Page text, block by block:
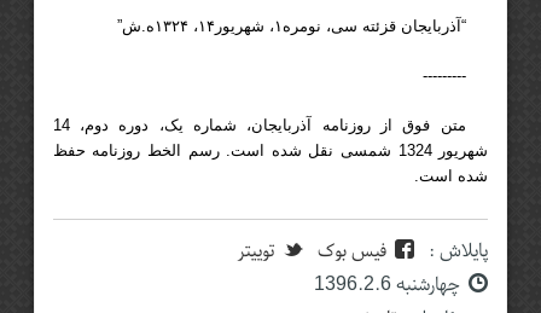
“آذربایجان قزئته سی، نومره۱، شهریور۱۴، ۱۳۲۴ه.ش”
---------
متن فوق از روزنامه آذربایجان، شماره یک، دوره دوم، 14
شهریور 1324 شمسی نقل شده است. رسم الخط روزنامه حفظ
شده است.
پایلاش : فیس بوک
توییتر
چهارشنبه 1396.2.6